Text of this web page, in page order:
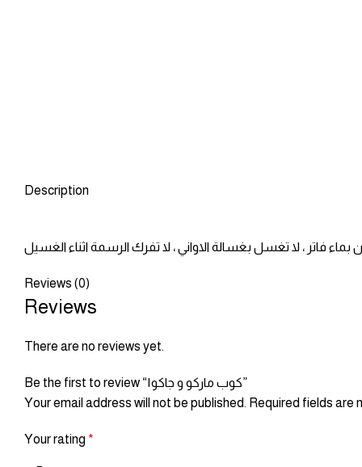
Description
Reviews (0)
Reviews
There are no reviews yet.
Be the first to review “كوب ماركو و جاكو١”
Your email address will not be published. Required fields are
Your rating *